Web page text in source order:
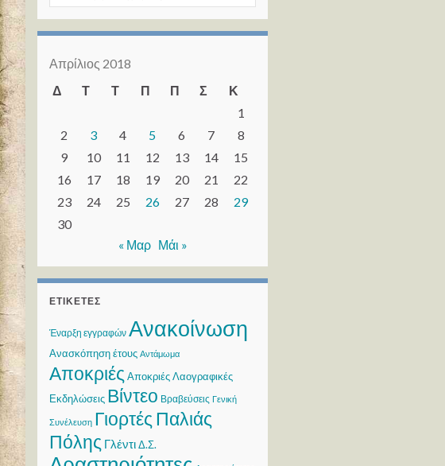
Απρίλιος 2018
Δ
Τ Τ Π Π Σ
Κ
1
2
3 4 5 6 7
8
9
10 11 12 13 14
15
16
17 18 19 20 21
22
23
24 25 26 27 28
29
30
« Μαρ Μάι »
ΕΤΙΚΈΤΕΣ
Έναρξη εγγραφών Ανακοίνωση
Ανασκόπηση έτους Αντάμωμα
Αποκριές Αποκριές Λαογραφικές
Εκδηλώσεις Βίντεο Βραβεύσεις Γενική
Συνέλευση Γιορτές Παλιάς
Πόλης ΓλέντιΔ.Σ.